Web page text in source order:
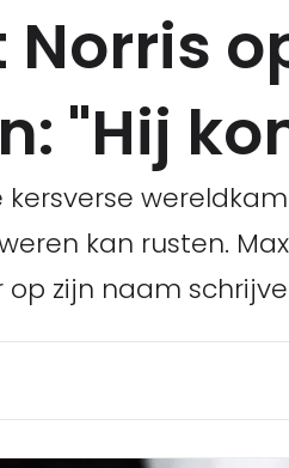
Norris
"Hij
kersverse
kan rusten.
zijn naam